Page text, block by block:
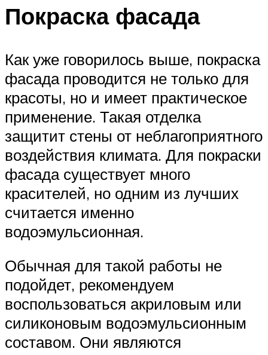
Покраска фасада
Как уже говорилось выше, покраска
фасада проводится не только для
красоты, но и имеет практическое
применение. Такая отделка
защитит стены от неблагоприятного
воздействия климата. Для покраски
фасада существует много
красителей, но одним из лучших
считается именно
водоэмульсионная.
Обычная для такой работы не
подойдет, рекомендуем
воспользоваться акриловым или
силиконовым водоэмульсионным
составом. Они являются